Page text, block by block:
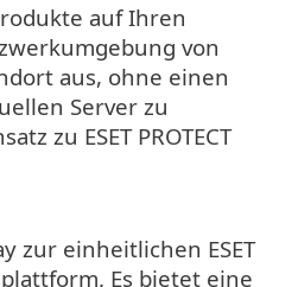
auf Ihren
von
aus, ohne einen
Server zu
zu ESET PROTECT
zur einheitlichen ESET
Es bietet eine